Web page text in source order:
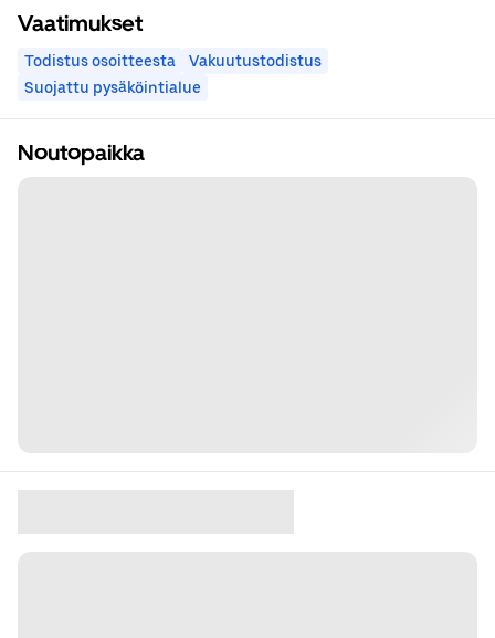
Vaatimukset
Todistus osoitteesta
Vakuutustodistus
Suojattu pysäköintialue
Noutopaikka